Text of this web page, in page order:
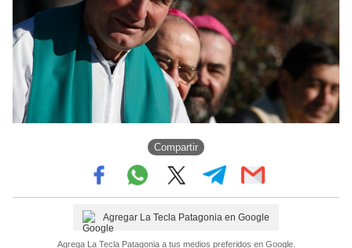
Compartir
Agregar La Tecla Patagonia en Google
Agrega La Tecla Patagonia a tus medios preferidos en Google.